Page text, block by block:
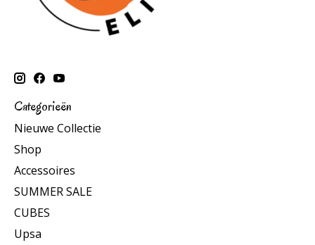
Categorieën
Nieuwe Collectie
Shop
Accessoires
SUMMER SALE
CUBES
Upsa